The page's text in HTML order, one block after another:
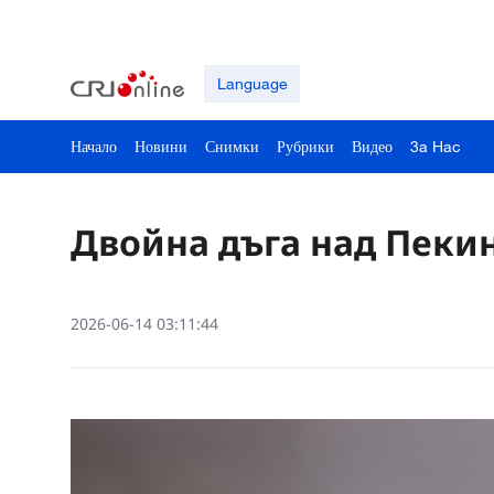
Language
Начало Новини Снимки Рубрики Видео 3a Hac
Двойна дъга над
2026-06-14 03:11:44